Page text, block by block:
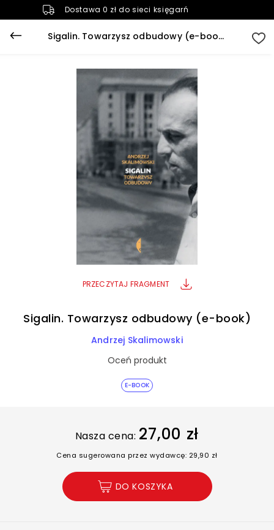
Dostawa 0 zł do sieci księgarń
Sigalin. Towarzysz odbudowy (e-book)
PRZECZYTAJ FRAGMENT
E-BOOK
Sigalin. Towarzysz odbudowy (e-book)
Andrzej Skalimowski
Oceń produkt
Nasza cena: 27,00 zł
Cena sugerowana przez wydawcę: 29,90 zł
DO KOSZYKA